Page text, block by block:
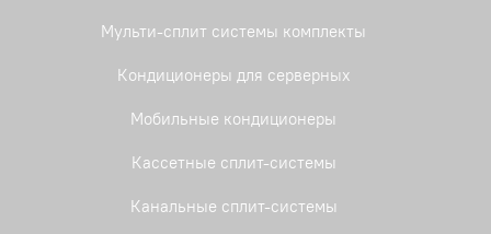
Мульти-сплит системы комплекты
Кондиционеры для серверных
Мобильные кондиционеры
Кассетные сплит-системы
Канальные сплит-системы